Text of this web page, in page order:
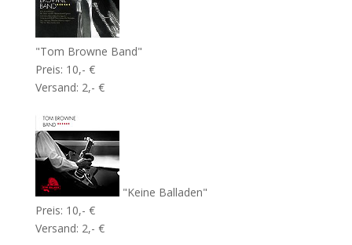
"Tom Browne Band"
Preis: 10,- €
Versand: 2,- €
"Keine Balladen"
Preis: 10,- €
Versand: 2,- €